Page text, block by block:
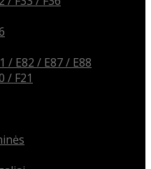
/ E82 / E87 / E88
/ F21